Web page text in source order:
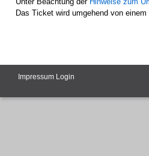
Das Ticket wird umgehend von
Impressum Login